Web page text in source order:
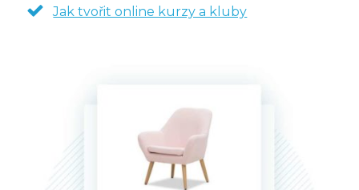
Jak tvořit online kurzy a kluby